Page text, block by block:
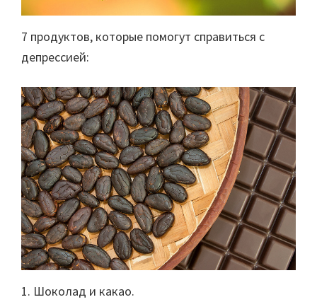
7 продуктов, которые помогут справиться с
депрессией:
1. Шоколад и какао.